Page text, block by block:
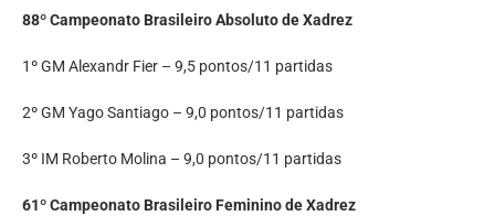
88º Campeonato Brasileiro Absoluto de Xadrez
1º GM Alexandr Fier – 9,5 pontos/11 partidas
2º GM Yago Santiago – 9,0 pontos/11 partidas
3º IM Roberto Molina – 9,0 pontos/11 partidas
61º Campeonato Brasileiro Feminino de Xadrez